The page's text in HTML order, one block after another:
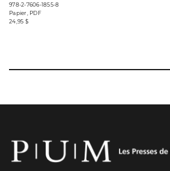
978-2-7606-1855-8
Papier, PDF
24,95 $